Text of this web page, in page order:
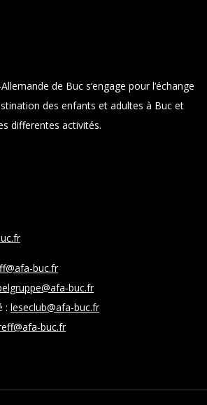
de Buc s‘engage pour l‘échange
des enfants et adultes à Buc et
differentes activités.
buc.fr
buc.fr
: leseclub@afa-buc.fr
buc.fr